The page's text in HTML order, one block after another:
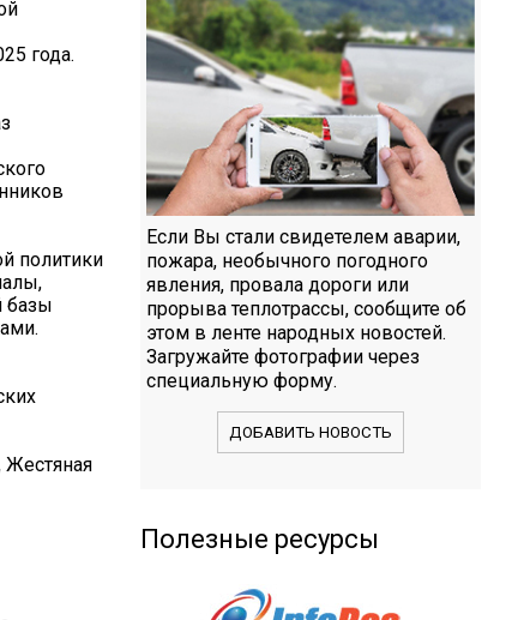
года.
политики
базы
Жестяная
Если Вы стали свидетелем аварии,
пожара, необычного погодного
явления, провала дороги или
прорыва теплотрассы, сообщите об
этом в ленте народных новостей.
Загружайте фотографии через
специальную форму.
ДОБАВИТЬ НОВОСТЬ
Полезные ресурсы